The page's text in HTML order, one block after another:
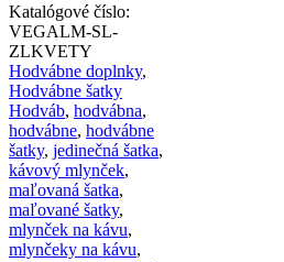
Katalógové číslo:
VEGALM-SL-
ZLKVETY
Hodvábne doplnky,
Hodvábne šatky
Hodváb, hodvábna,
hodvábne, hodvábne
šatky, jedinečná šatka,
kávový mlynček,
maľovaná šatka,
maľované šatky,
mlynček na kávu,
mlynčeky na kávu,